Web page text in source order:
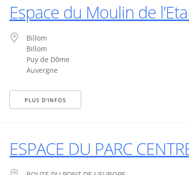
Espace du Moulin de
Billom
Billom
Puy de Dôme
Auvergne
PLUS D’INFOS
ESPACE DU PARC